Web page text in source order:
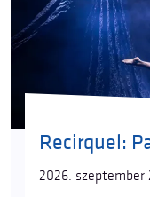
Recirquel:
2026. szeptember